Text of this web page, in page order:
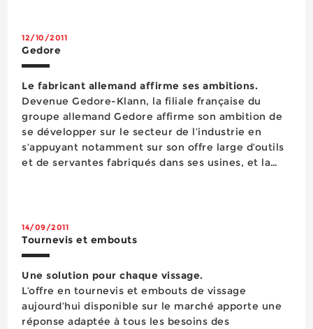
12/10/2011
Gedore
Le fabricant allemand affirme ses ambitions.
Devenue Gedore-Klann, la filiale française du
groupe allemand Gedore affirme son ambition de
se développer sur le secteur de l’industrie en
s’appuyant notamment sur son offre large d’outils
et de servantes fabriqués dans ses usines, et la
14/09/2011
Tournevis et embouts
Une solution pour chaque vissage.
L’offre en tournevis et embouts de vissage
aujourd’hui disponible sur le marché apporte une
réponse adaptée à tous les besoins des